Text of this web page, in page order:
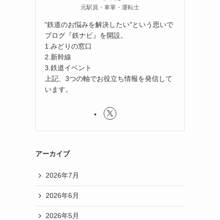
元駅員・車掌・運転士
"鉄道のお悩みを解決したい"という思いで
ブログ『鉄ナビ』を開設。
1.みどりの窓口
2.新幹線
3.鉄道イベント
上記、3つの軸でお役立ち情報を発信して
います。
アーカイブ
2026年7月
2026年6月
2026年5月